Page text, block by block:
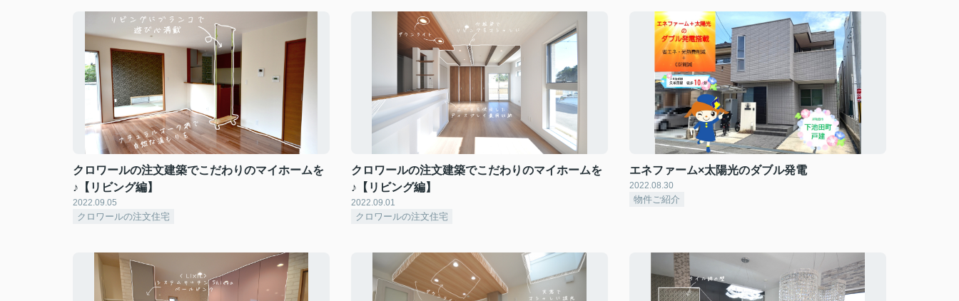
クロワールの注文建築でこだわりのマイホームを
♪【リビング編】
2022.09.05
クロワールの注文住宅
クロワールの注文建築でこだわりのマイホームを
♪【リビング編】
2022.09.01
クロワールの注文住宅
エネファーム×太陽光のダブル発電
2022.08.30
物件ご紹介